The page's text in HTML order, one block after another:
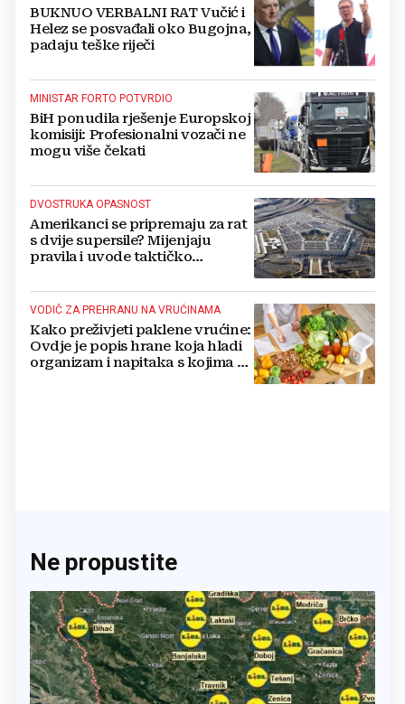
BUKNUO VERBALNI RAT Vučić i
Helez se posvađali oko Bugojna,
padaju teške riječi
MINISTAR FORTO POTVRDIO
BiH ponudila rješenje Europskoj
komisiji: Profesionalni vozači ne
mogu više čekati
DVOSTRUKA OPASNOST
Amerikanci se pripremaju za rat
s dvije supersile? Mijenjaju
pravila i uvode taktičko
VODIČ ZA PREHRANU NA VRUĆINAMA
Kako preživjeti paklene vrućine:
Ovdje je popis hrane koja hladi
organizam i napitaka s kojima si
Ne propustite